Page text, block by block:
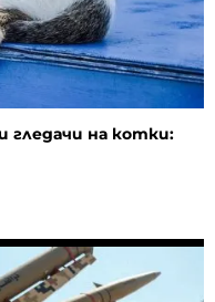
гледачи на котки: